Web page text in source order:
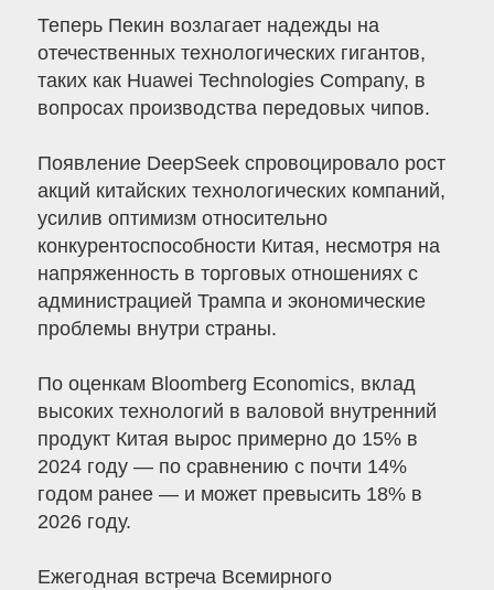
Теперь Пекин возлагает надежды на
отечественных технологических гигантов,
таких как Huawei Technologies Company, в
вопросах производства передовых чипов.
Появление DeepSeek спровоцировало рост
акций китайских технологических компаний,
усилив оптимизм относительно
конкурентоспособности Китая, несмотря на
напряженность в торговых отношениях с
администрацией Трампа и экономические
проблемы внутри страны.
По оценкам Bloomberg Economics, вклад
высоких технологий в валовой внутренний
продукт Китая вырос примерно до 15% в
2024 году — по сравнению с почти 14%
годом ранее — и может превысить 18% в
2026 году.
Ежегодная встреча Всемирного